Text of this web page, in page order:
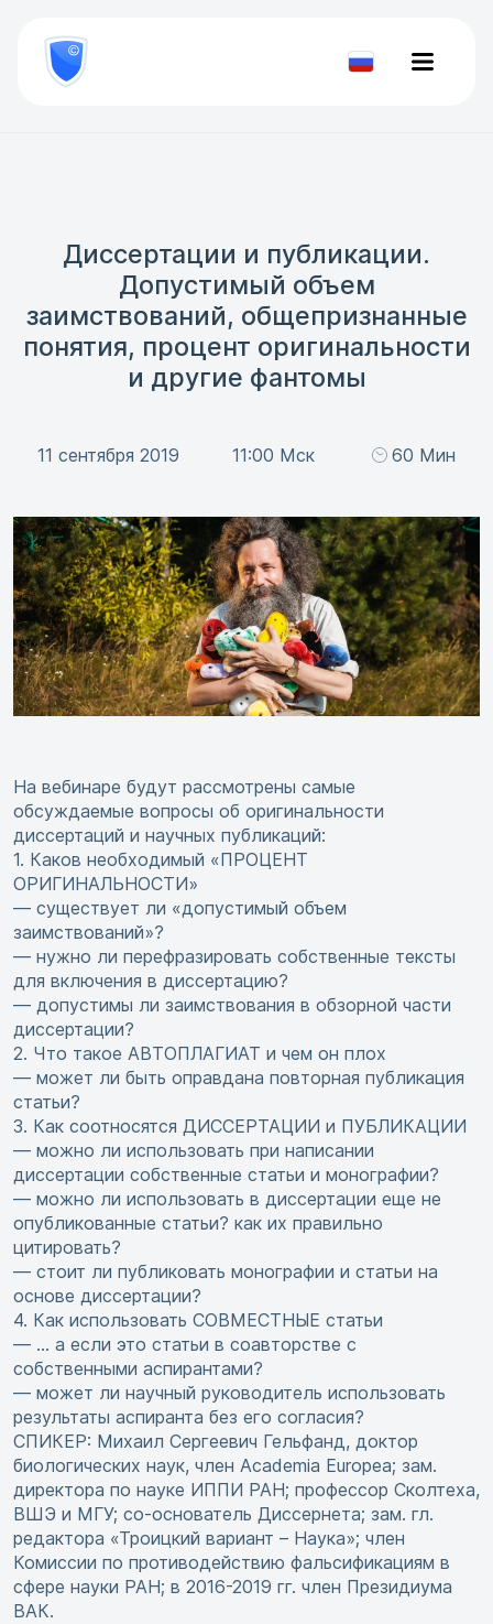
800
777-
81-Проверить
Диссертации и публикации.
Допустимый объем
заимствований, общепризнанные
понятия, процент оригинальности
и другие фантомы
11 сентября 2019 11:00 Мск 60 Мин
На вебинаре будут рассмотрены самые
обсуждаемые вопросы об оригинальности
диссертаций и научных публикаций:
1. Каков необходимый «ПРОЦЕНТ
ОРИГИНАЛЬНОСТИ»
— существует ли «допустимый объем
заимствований»?
— нужно ли перефразировать собственные тексты
для включения в диссертацию?
— допустимы ли заимствования в обзорной части
диссертации?
2. Что такое АВТОПЛАГИАТ и чем он плох
— может ли быть оправдана повторная публикация
статьи?
3. Как соотносятся ДИССЕРТАЦИИ и ПУБЛИКАЦИИ
— можно ли использовать при написании
диссертации собственные статьи и монографии?
— можно ли использовать в диссертации еще не
опубликованные статьи? как их правильно
цитировать?
— стоит ли публиковать монографии и статьи на
основе диссертации?
4. Как использовать СОВМЕСТНЫЕ статьи
— … а если это статьи в соавторстве с
собственными аспирантами?
— может ли научный руководитель использовать
результаты аспиранта без его согласия?
СПИКЕР: Михаил Сергеевич Гельфанд, доктор
биологических наук, член Academia Europea; зам.
директора по науке ИППИ РАН; профессор Сколтеха,
ВШЭ и МГУ; со-основатель Диссернета; зам. гл.
редактора «Троицкий вариант – Наука»; член
Комиссии по противодействию фальсификациям в
сфере науки РАН; в 2016-2019 гг. член Президиума
ВАК.